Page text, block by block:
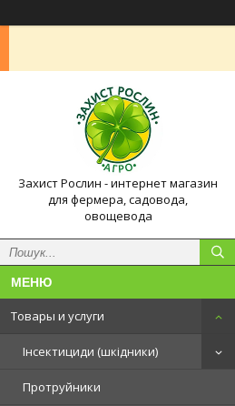
Захист Рослин - интернет магазин
для фермера, садовода,
овощевода
Товары и услуги
Інсектициди (шкідники)
Протруйники